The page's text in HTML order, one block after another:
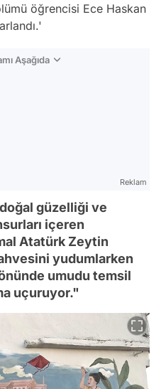
öğrencisi Ece Haskan
Aşağıda
Reklam
güzelliği ve
içeren
Atatürk Zeytin
yudumlarken
umudu temsil
uçuruyor."